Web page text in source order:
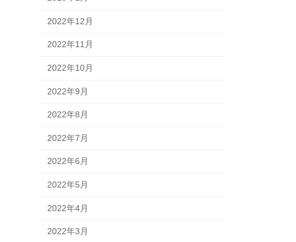
2022年12月
2022年11月
2022年10月
2022年9月
2022年8月
2022年7月
2022年6月
2022年5月
2022年4月
2022年3月